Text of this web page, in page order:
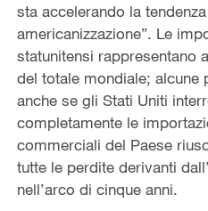
sta accelerando la
americanizzazione”. Le
statunitensi rappresentano
del totale mondiale; alcune
anche se gli Stati Uniti
completamente le
commerciali del Paese
tutte le perdite derivanti
nell’arco di cinque anni.